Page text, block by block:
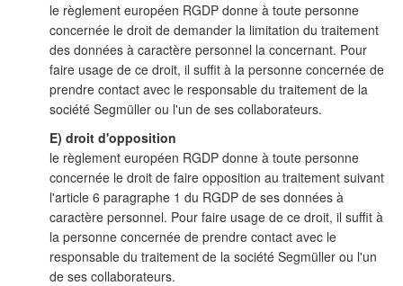
le règlement européen RGDP donne à toute personne
concernée le droit de demander la limitation du traitement
des données à caractère personnel la concernant. Pour
faire usage de ce droit, il suffit à la personne concernée de
prendre contact avec le responsable du traitement de la
société Segmüller ou l'un de ses collaborateurs.
E) droit d'opposition
le règlement européen RGDP donne à toute personne
concernée le droit de faire opposition au traitement suivant
l'article 6 paragraphe 1 du RGDP de ses données à
caractère personnel. Pour faire usage de ce droit, il suffit à
la personne concernée de prendre contact avec le
responsable du traitement de la société Segmüller ou l'un
de ses collaborateurs.